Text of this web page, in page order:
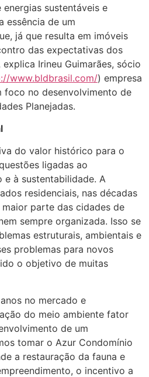
sustentáveis e
essência de um
já que resulta em imóveis
das expectativas dos
Irineu Guimarães, sócio
www.bldbrasil.com/) empresa
no desenvolvimento de
Planejadas.
do valor histórico para o
ligadas ao
e à sustentabilidade. A
residenciais, nas décadas
parte das cidades de
sempre organizada. Isso se
estruturais, ambientais e
problemas para novos
o objetivo de muitas
no mercado e
do meio ambiente fator
de um
tomar o Azur Condomínio
a restauração da fauna e
o incentivo a